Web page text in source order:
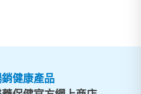
健康產品